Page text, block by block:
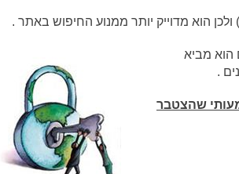
) ולכן הוא מדוייק יותר ממנוע החיפוש באתר .
הוא מביא
.
שהצטבר